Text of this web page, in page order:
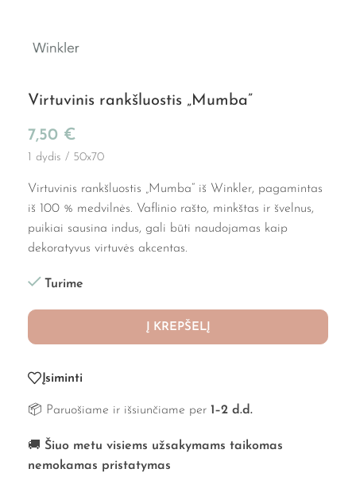
Virtuvinis rankšluostis „Mumba”
7,50 €
1 dydis / 50x70
Virtuvinis rankšluostis „Mumba“ iš Winkler, pagamintas
iš 100 % medvilnės. Vaflinio rašto, minkštas ir švelnus,
puikiai sausina indus, gali būti naudojamas kaip
dekoratyvus virtuvės akcentas.
Turime
Į KREPŠELĮ
Įsiminti
📦 Paruošiame ir išsiunčiame per 1–2 d.d.
🚚 Šiuo metu visiems užsakymams taikomas
nemokamas pristatymas